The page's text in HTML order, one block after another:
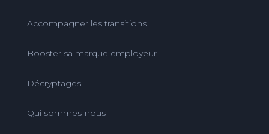
Accompagner les transitions
Booster sa marque employeur
Décryptages
Qui sommes-nous